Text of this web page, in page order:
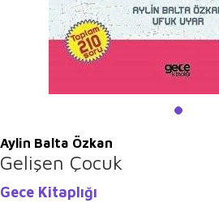
Aylin Balta Özkan
Gelişen Çocuk
Gece Kitaplığı